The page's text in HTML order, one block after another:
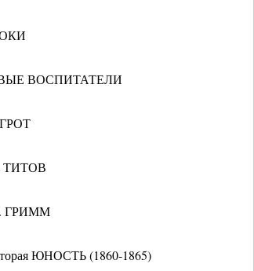
ВОСПИТАТЕЛИ
ТИТОВ
ГРИММ
ЮНОСТЬ (1860-1865)